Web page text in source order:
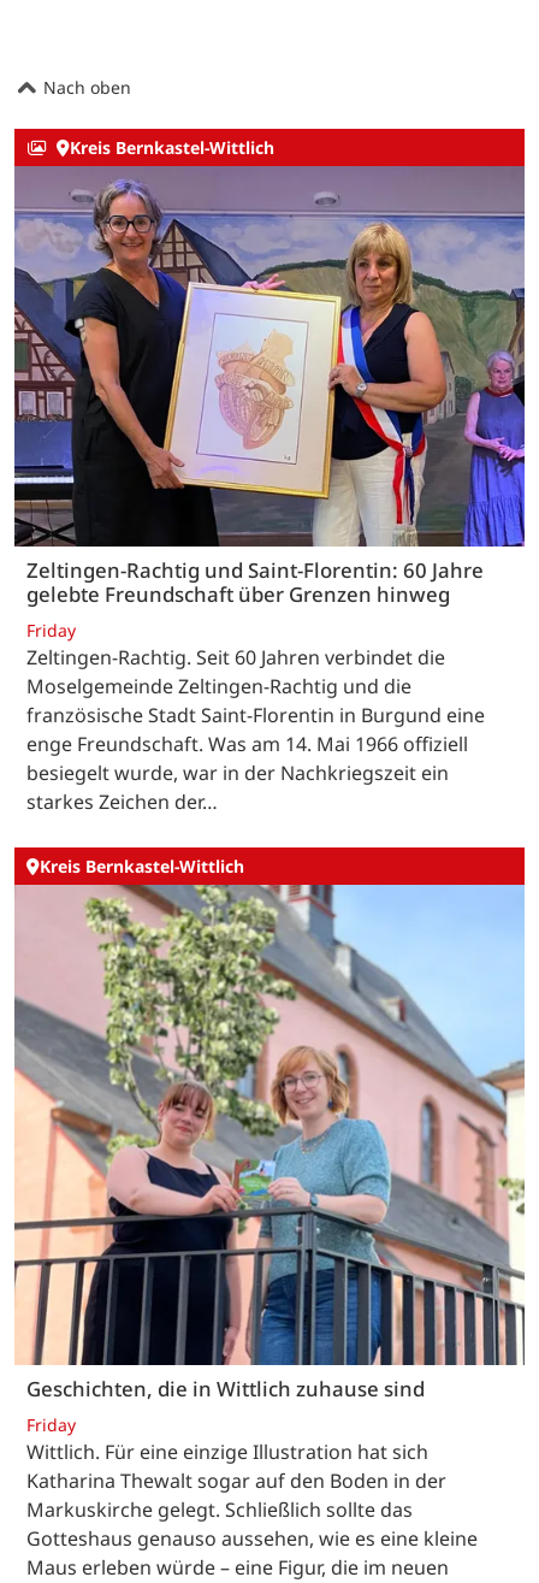
Nach oben
Kreis Bernkastel-Wittlich
Zeltingen-Rachtig und Saint-Florentin: 60 Jahre
gelebte Freundschaft über Grenzen hinweg
Friday
Zeltingen-Rachtig. Seit 60 Jahren verbindet die
Moselgemeinde Zeltingen-Rachtig und die
französische Stadt Saint-Florentin in Burgund eine
enge Freundschaft. Was am 14. Mai 1966 offiziell
besiegelt wurde, war in der Nachkriegszeit ein
starkes Zeichen der…
Kreis Bernkastel-Wittlich
Geschichten, die in Wittlich zuhause sind
Friday
Wittlich. Für eine einzige Illustration hat sich
Katharina Thewalt sogar auf den Boden in der
Markuskirche gelegt. Schließlich sollte das
Gotteshaus genauso aussehen, wie es eine kleine
Maus erleben würde – eine Figur, die im neuen